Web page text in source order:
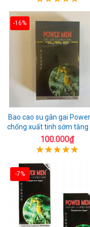
-16%
Bao cao su gân gai
chống xuất tinh sớm tăng
cảm
100.000₫
-7%